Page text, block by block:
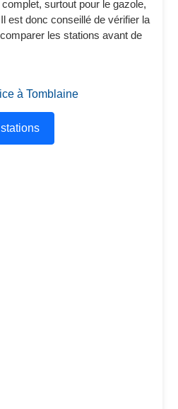
surtout pour le gazole,
est donc conseillé de vérifier la
les stations avant de
à Tomblaine